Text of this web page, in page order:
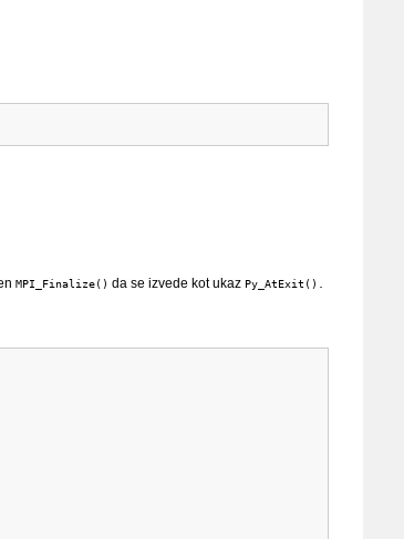
MPI_Finalize() da se izvede kot ukaz Py_AtExit().